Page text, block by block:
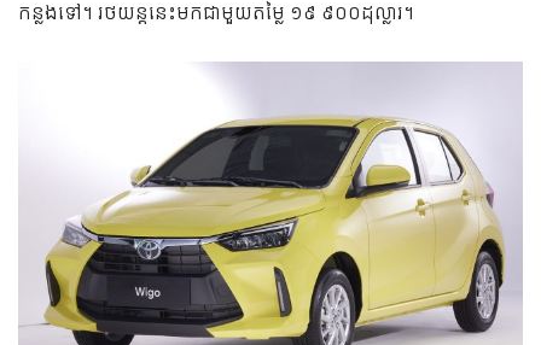
កន្លងទៅ។ រថយន្តនេះមកជាមួយតម្លៃ ១៩ ៩០០ដុល្លារ។